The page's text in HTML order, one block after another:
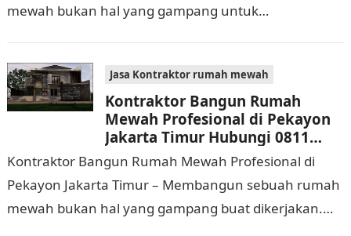
mewah bukan hal yang gampang untuk
Jasa Kontraktor rumah mewah
Kontraktor Bangun Rumah
Mewah Profesional di Pekayon
Jakarta Timur Hubungi 0811
9933 588
Kontraktor Bangun Rumah Mewah Profesional di
Pekayon Jakarta Timur – Membangun sebuah rumah
mewah bukan hal yang gampang buat dikerjakan.